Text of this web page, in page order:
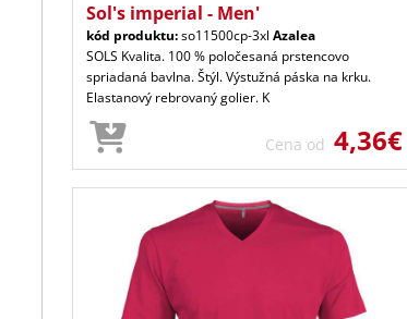
Sol's imperial - Men'
kód produktu:so11500cp-3xl Azalea
SOLS Kvalita. 100 % poločesaná prstencovo
spriadaná bavlna. Štýl. Výstužná páska na krku.
Elastanový rebrovaný golier. K
Cena od 4,36€